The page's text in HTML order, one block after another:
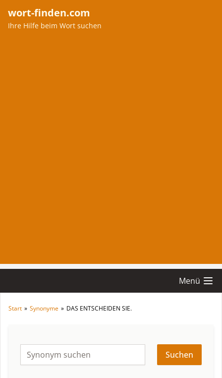
wort-finden.com
Ihre Hilfe beim Wort suchen
Menü
Start » Synonyme » DAS ENTSCHEIDEN SIE.
Suchen